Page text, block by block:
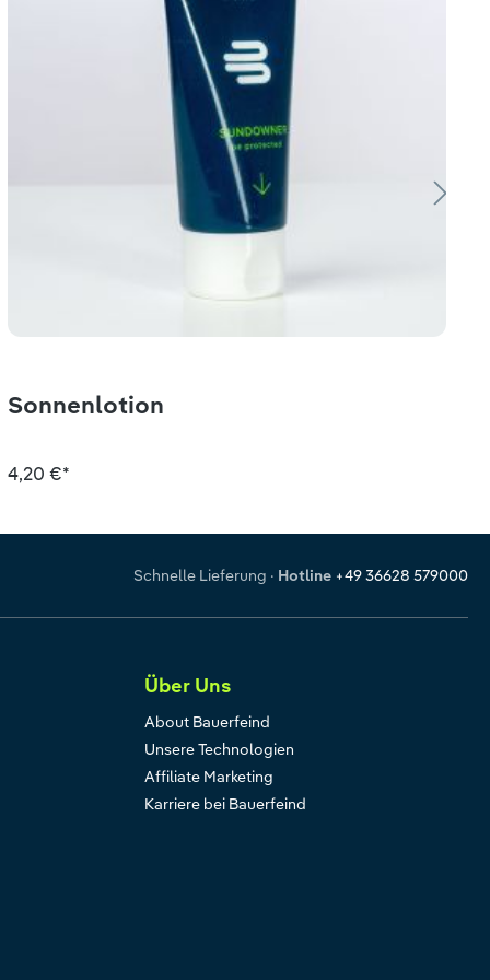
Sonnenlotion
4,20 €*
Schnelle Lieferung · Hotline +49 36628 579000
Über Uns
About Bauerfeind
Unsere Technologien
Affiliate Marketing
Karriere bei Bauerfeind